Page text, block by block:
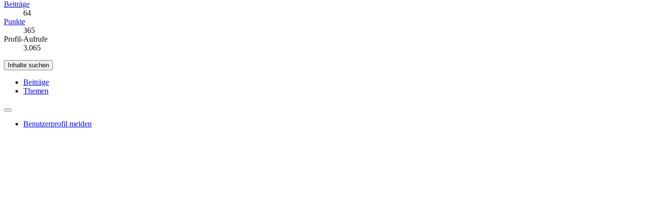
Beiträge
64
Punkte
365
Profil-Aufrufe
3.065
Inhalte suchen
Beiträge
Themen
Benutzerprofil melden